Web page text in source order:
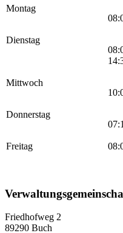
Montag
Dienstag
Mittwoch
Donnerstag
Freitag
Friedhofweg 2
89290 Buch